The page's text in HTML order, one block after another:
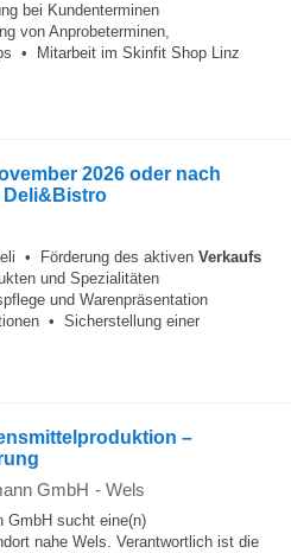
bei Kundenterminen
von Anprobeterminen,
• Mitarbeit im Skinfit Shop Linz
2026 oder nach
Deli&Bistro
• Förderung des aktiven Verkaufs
und Spezialitäten
und Warenpräsentation
• Sicherstellung einer
–
GmbH - Wels
GmbH sucht eine(n)
nahe Wels. Verantwortlich ist die